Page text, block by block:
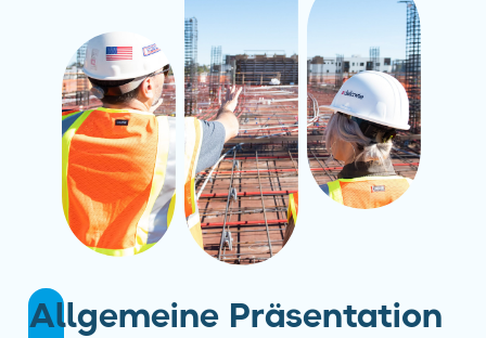
Allgemeine Präsentation